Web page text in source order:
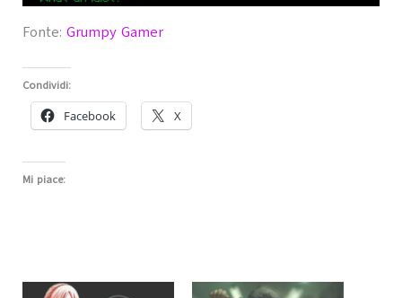
Fonte: Grumpy Gamer
Condividi:
Facebook X
Mi piace: